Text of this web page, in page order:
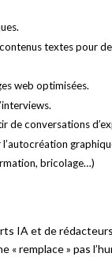
textes pour
web optimisées.
de conversations
bricolage…)
IA et de
« remplace » pas